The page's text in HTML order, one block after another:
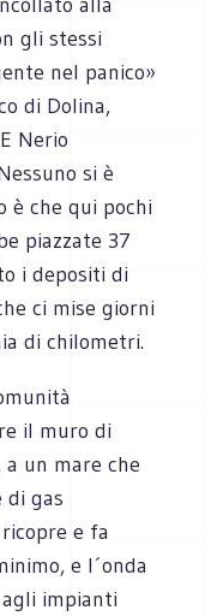
gli stessi
nel panico»
di Dolina,
Nerio
si è
è che qui pochi
piazzate 37
i depositi di
ci mise giorni
di chilometri.
il muro di
un mare che
di gas
e fa
e l´onda
impianti